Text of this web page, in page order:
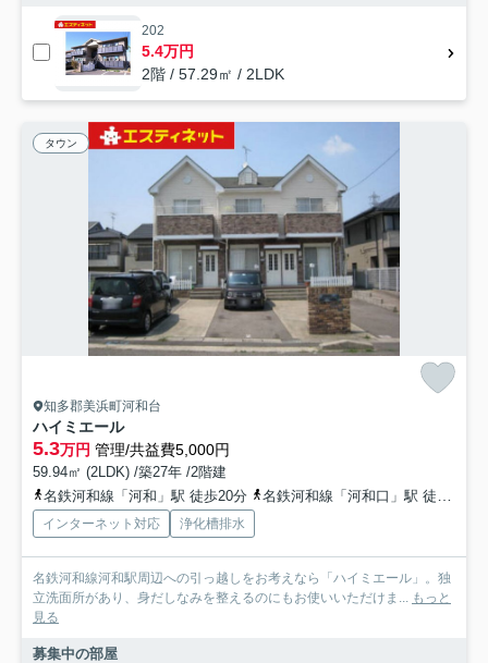
202
5.4万円
2階 / 57.29㎡ / 2LDK
タウン
知多郡美浜町河和台
ハイミエール
5.3万円 管理/共益費5,000円
59.94㎡ (2LDK) /築27年 /2階建
名鉄河和線「河和」駅 徒歩20分
名鉄河和線「河和口」駅 徒歩54分
インターネット対応 浄化槽排水
名鉄河和線河和駅周辺への引っ越しをお考えなら「ハイミエール」。独
立洗面所があり、身だしなみを整えるのにもお使いいただけま...
もっと
見る
募集中の部屋